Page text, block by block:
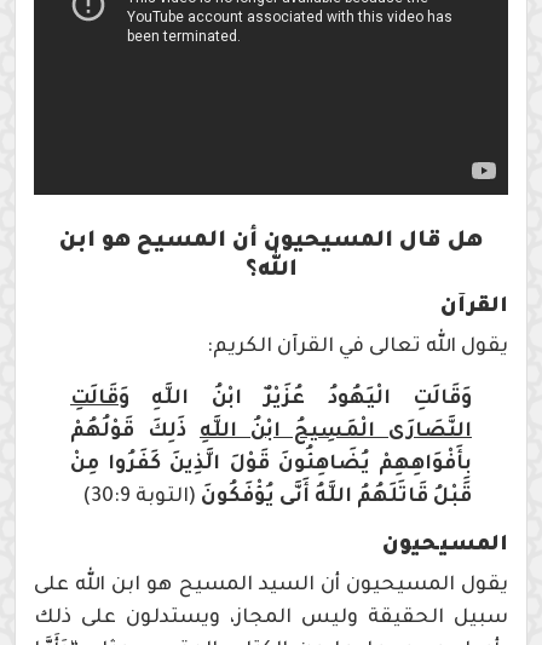
هل قال المسيحيون أن المسيح هو ابن
الله؟
القرآن
يقول الله تعالى في القرآن الكريم:
وَقَالَتِ الْيَهُودُ عُزَيْرٌ ابْنُ اللَّهِ وَقَالَتِ
النَّصَارَى الْمَسِيحُ ابْنُ اللَّهِ ذَلِكَ قَوْلُهُمْ
بِأَفْوَاهِهِمْ يُضَاهِئُونَ قَوْلَ الَّذِينَ كَفَرُوا مِنْ
قَبْلُ قَاتَلَهُمُ اللَّهُ أَنَّى يُؤْفَكُونَ (التوبة 30:9)
المسيحيون
يقول المسيحيون أن السيد المسيح هو ابن الله على
سبيل الحقيقة وليس المجاز، ويستدلون على ذلك